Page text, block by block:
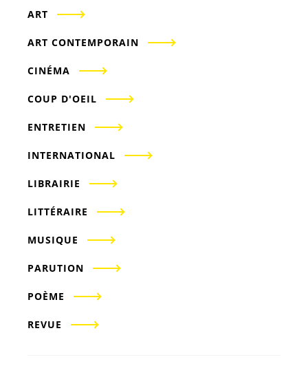
ART
ART CONTEMPORAIN
CINÉMA
COUP D'OEIL
ENTRETIEN
INTERNATIONAL
LIBRAIRIE
LITTÉRAIRE
MUSIQUE
PARUTION
POÈME
REVUE